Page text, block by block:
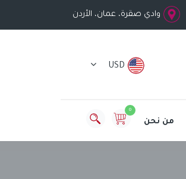
وادي صقرة، عمان، الأردن
USD
0
من نحن